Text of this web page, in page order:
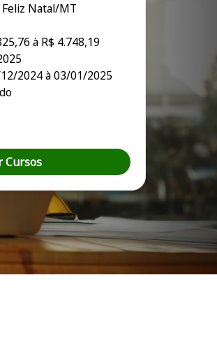
Natal/MT
à R$ 4.748,19
2024 à 03/01/2025
Cursos